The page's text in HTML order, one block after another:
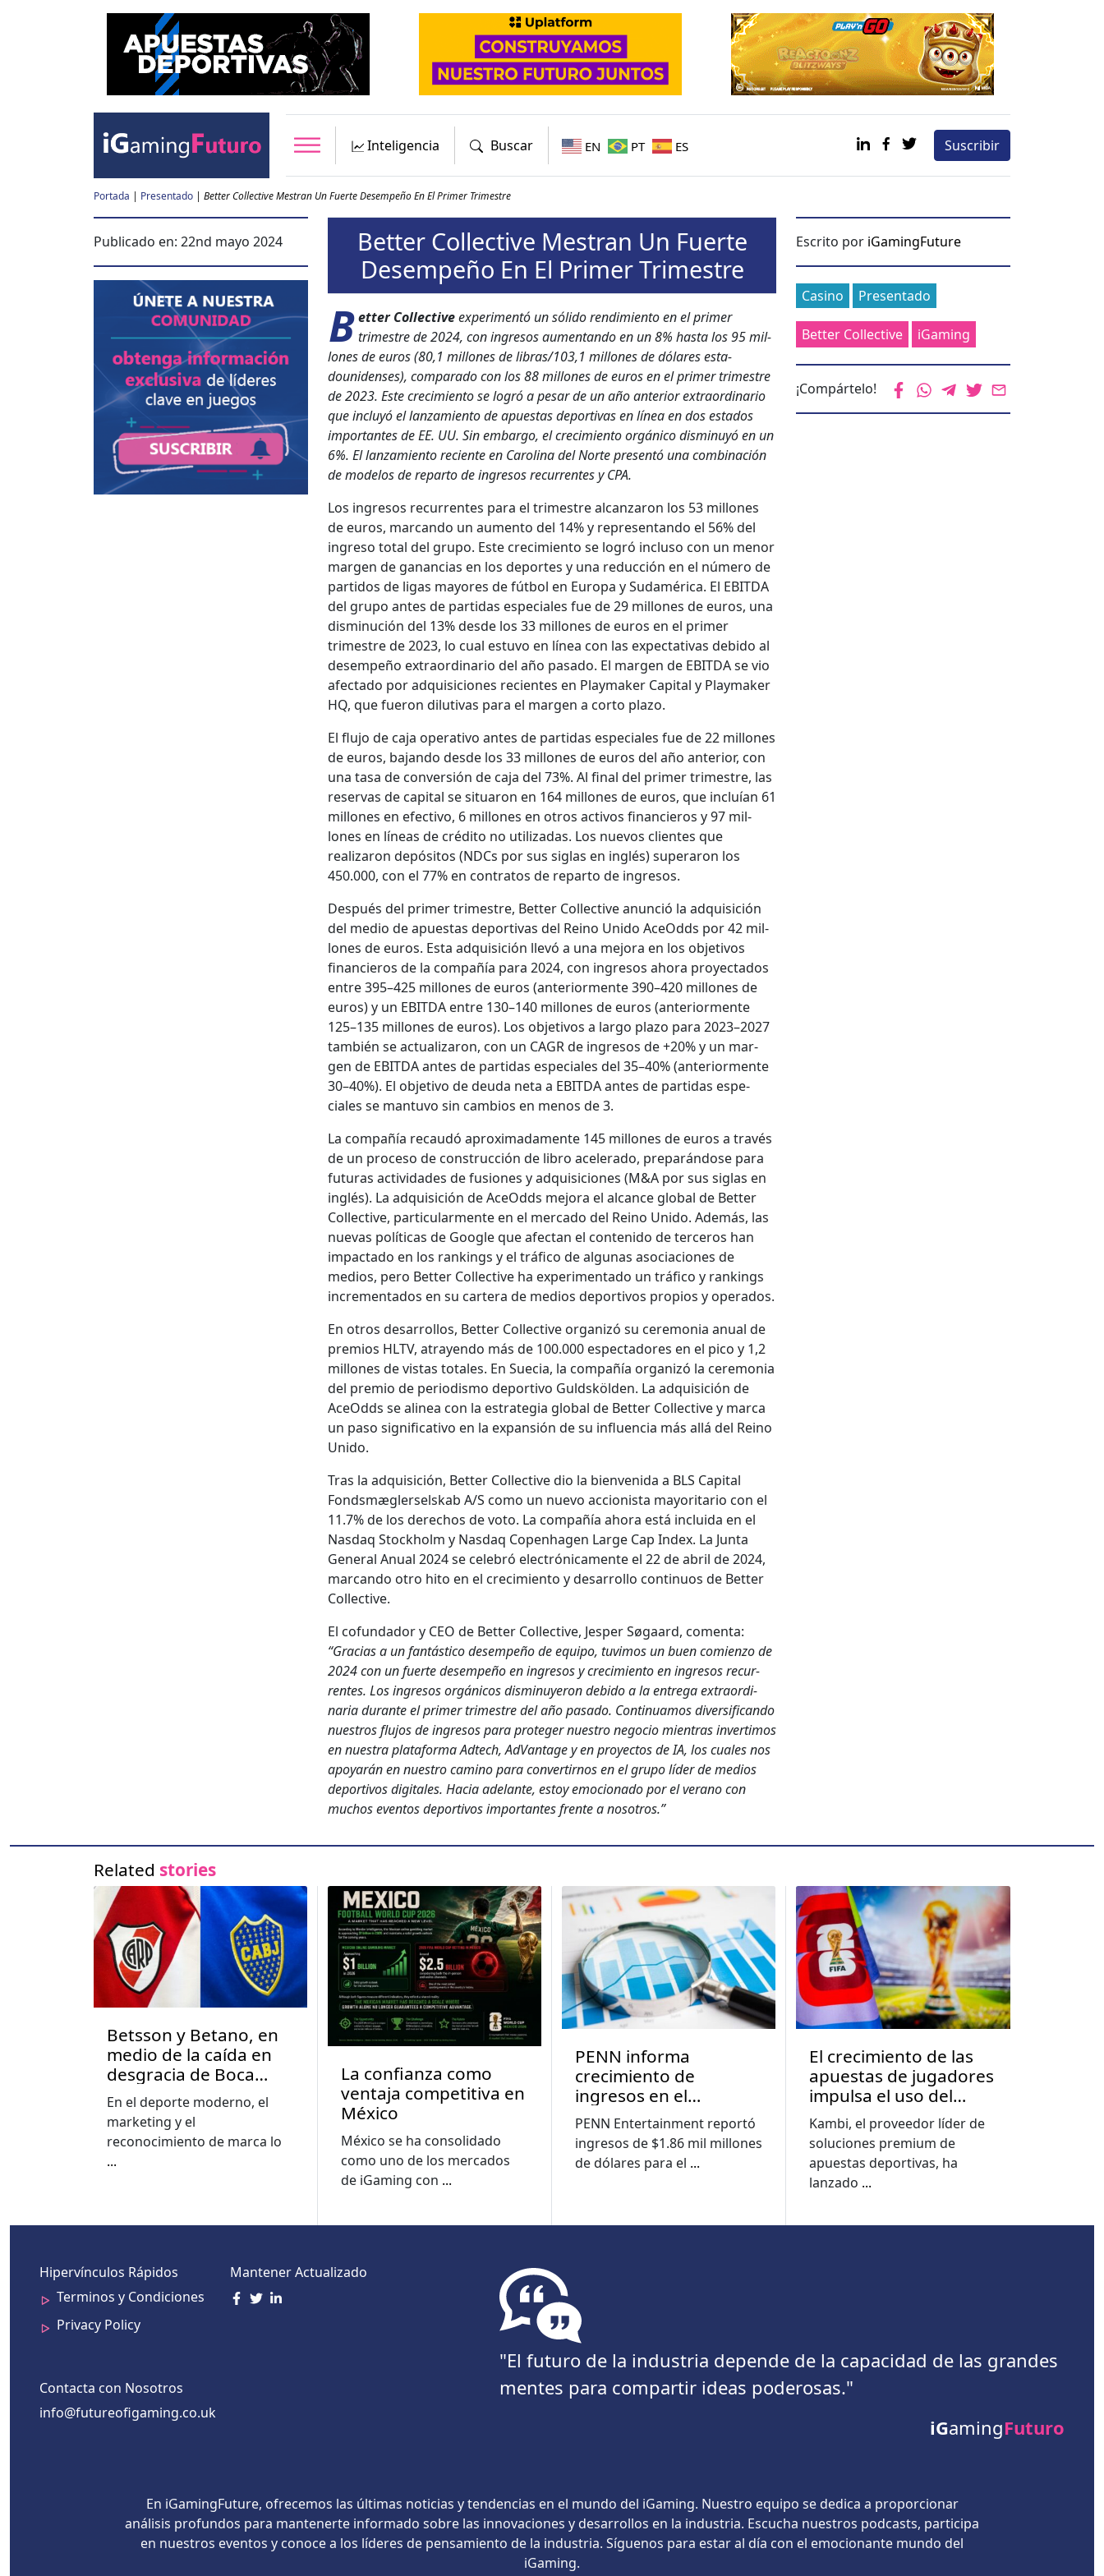
Inteligencia Buscar EN PT ES Suscribir
Portada | Presentado | Better Collective Mestran Un Fuerte Desempeño En El Primer Trimestre
Better Collective Mestran Un Fuerte
Desempeño En El Primer Trimestre
Bet­ter Col­lec­tiveexper­i­men­tó un sóli­do rendimien­to en el primer
trimestre de 2024, con ingre­sos aumen­tan­do en un 8% has­ta los 95 mil­
lones de euros (80,1 mil­lones de libras/103,1 mil­lones de dólares esta­
dounidens­es), com­para­do con los 88 mil­lones de euros en el primer trimestre
de 2023. Este crec­imien­to se logró a pesar de un año ante­ri­or extra­or­di­nario
que incluyó el lan­za­mien­to de apues­tas deporti­vas en línea en dos esta­dos
impor­tantes de EE. UU. Sin embar­go, el crec­imien­to orgáni­co dis­min­uyó en un
6%. El lan­za­mien­to reciente en Car­oli­na del Norte pre­sen­tó una com­bi­nación
de mod­e­los de repar­to de ingre­sos recur­rentes y CPA.
Los ingre­sos recur­rentes para el trimestre alcan­zaron los 53 mil­lones
de euros, mar­can­do un aumen­to del 14% y rep­re­sen­tan­do el 56% del
ingre­so total del grupo. Este crec­imien­to se logró inclu­so con un menor
mar­gen de ganan­cias en los deportes y una reduc­ción en el número de
par­tidos de lig­as may­ores de fút­bol en Europa y Sudaméri­ca. El EBITDA
del grupo antes de par­tidas espe­ciales fue de 29 mil­lones de euros, una
dis­min­u­ción del 13% des­de los 33 mil­lones de euros en el primer
trimestre de 2023, lo cual estu­vo en línea con las expec­ta­ti­vas debido al
desem­peño extra­or­di­nario del año pasa­do. El mar­gen de EBITDA se vio
afec­ta­do por adquisi­ciones recientes en Play­mak­er Cap­i­tal y Play­mak­er
HQ, que fueron dilu­ti­vas para el mar­gen a cor­to pla­zo.
El flu­jo de caja oper­a­ti­vo antes de par­tidas espe­ciales fue de 22 mil­lones
de euros, bajan­do des­de los 33 mil­lones de euros del año ante­ri­or, con
una tasa de con­ver­sión de caja del 73%. Al final del primer trimestre, las
reser­vas de cap­i­tal se situ­aron en 164 mil­lones de euros, que incluían 61
mil­lones en efec­ti­vo, 6 mil­lones en otros activos financieros y 97 mil­
lones en líneas de crédi­to no uti­lizadas. Los nuevos clientes que
realizaron depósi­tos (NDCs por sus siglas en inglés) super­aron los
450.000, con el 77% en con­tratos de repar­to de ingre­sos.
Después del primer trimestre, Bet­ter Col­lec­tive anun­ció la adquisi­ción
del medio de apues­tas deporti­vas del Reino Unido AceOdds por 42 mil­
lones de euros. Esta adquisi­ción llevó a una mejo­ra en los obje­tivos
financieros de la com­pañía para 2024, con ingre­sos aho­ra proyec­ta­dos
entre 395–425 mil­lones de euros (ante­ri­or­mente 390–420 mil­lones de
euros) y un EBITDA entre 130–140 mil­lones de euros (ante­ri­or­mente
125–135 mil­lones de euros). Los obje­tivos a largo pla­zo para 2023–2027
tam­bién se actu­alizaron, con un CAGR de ingre­sos de +20% y un mar­
gen de EBITDA antes de par­tidas espe­ciales del 35–40% (ante­ri­or­mente
30–40%). El obje­ti­vo de deu­da neta a EBITDA antes de par­tidas espe­
ciales se man­tu­vo sin cam­bios en menos de 3.
La com­pañía recaudó aprox­i­mada­mente 145 mil­lones de euros a través
de un pro­ce­so de con­struc­ción de libro acel­er­a­do, preparán­dose para
futuras activi­dades de fusiones y adquisi­ciones (M&A por sus siglas en
inglés). La adquisi­ción de AceOdds mejo­ra el alcance glob­al de Bet­ter
Col­lec­tive, par­tic­u­lar­mente en el mer­ca­do del Reino Unido. Además, las
nuevas políti­cas de Google que afectan el con­tenido de ter­ceros han
impacta­do en los rank­ings y el trá­fi­co de algu­nas aso­cia­ciones de
medios, pero Bet­ter Col­lec­tive ha exper­i­men­ta­do un trá­fi­co y rank­ings
incre­men­ta­dos en su cartera de medios deportivos pro­pios y oper­a­dos.
En otros desar­rol­los, Bet­ter Col­lec­tive orga­nizó su cer­e­mo­nia anu­al de
pre­mios HLTV, atrayen­do más de 100.000 espec­ta­dores en el pico y 1,2
mil­lones de vis­tas totales. En Sue­cia, la com­pañía orga­nizó la cer­e­mo­nia
del pre­mio de peri­odis­mo deporti­vo Guld­skölden. La adquisi­ción de
AceOdds se alin­ea con la estrate­gia glob­al de Bet­ter Col­lec­tive y mar­ca
un paso sig­ni­fica­ti­vo en la expan­sión de su influ­en­cia más allá del Reino
Unido.
Tras la adquisi­ción, Bet­ter Col­lec­tive dio la bien­veni­da a BLS Cap­i­tal
Fondsmæ­glersel­skab A/S como un nue­vo accionista may­ori­tario con el
11.7% de los dere­chos de voto. La com­pañía aho­ra está inclu­i­da en el
Nas­daq Stock­holm y Nas­daq Copen­hagen Large Cap Index. La Jun­ta
Gen­er­al Anu­al 2024 se cele­bró elec­tróni­ca­mente el 22 de abril de 2024,
mar­can­do otro hito en el crec­imien­to y desar­rol­lo con­tin­u­os de Bet­ter
Col­lec­tive.
El cofun­dador y CEO de Bet­ter Col­lec­tive, Jes­per Søgaard, comen­ta:
“Gra­cias a un fan­tás­ti­co desem­peño de equipo, tuvi­mos un buen comien­zo de
2024 con un fuerte desem­peño en ingre­sos y crec­imien­to en ingre­sos recur­
rentes. Los ingre­sos orgáni­cos dis­min­uyeron debido a la entre­ga extra­or­di­
nar­ia durante el primer trimestre del año pasa­do. Con­tin­u­amos diver­si­f­i­can­do
nue­stros flu­jos de ingre­sos para pro­te­ger nue­stro nego­cio mien­tras inver­ti­mos
en nues­tra platafor­ma Adtech, AdVan­tage y en proyec­tos de IA, los cuales nos
apo­yarán en nue­stro camino para con­ver­tirnos en el grupo líder de medios
deportivos dig­i­tales. Hacia ade­lante, estoy emo­ciona­do por el ver­a­no con
muchos even­tos deportivos impor­tantes frente a nosotros.”
Publicado en: 22nd mayo 2024 Escrito por iGamingFuture
Categories
Casino Presentado
Better Collective iGaming
¡Compártelo!
Related stories
Betsson y Betano, en
medio de la caída en
desgracia de Boca
Juniors y River Plate en
Argentina
En el deporte moderno, el
marketing y el
reconocimiento de marca lo
...
La confianza como
ventaja competitiva en
México
México se ha consolidado
como uno de los mercados
de iGaming con ...
PENN informa
crecimiento de
ingresos en el
segundo trimestre a
medida que las
pérdidas digitales se
reducen
PENN Entertainment reportó
ingresos de $1.86 mil millones
de dólares para el ...
El crecimiento de las
apuestas de jugadores
impulsa el uso del
constructor de
apuestas a nuevos
niveles, muestra el
informe de la Copa del
Mundo de Kambi
Kambi, el proveedor líder de
soluciones premium de
apuestas deportivas, ha
lanzado ...
Hipervínculos Rápidos
Terminos y Condiciones
Privacy Policy
Mantener Actualizado
Contacta con Nosotros
info@futureofigaming.co.uk
"El futuro de la industria depende de la capacidad de las grandes
mentes para compartir ideas poderosas."
iGamingFuturo
En iGamingFuture, ofrecemos las últimas noticias y tendencias en el mundo del iGaming. Nuestro equipo se dedica a proporcionar
análisis profundos para mantenerte informado sobre las innovaciones y desarrollos en la industria. Escucha nuestros podcasts, participa
en nuestros eventos y conoce a los líderes de pensamiento de la industria. Síguenos para estar al día con el emocionante mundo del
iGaming.